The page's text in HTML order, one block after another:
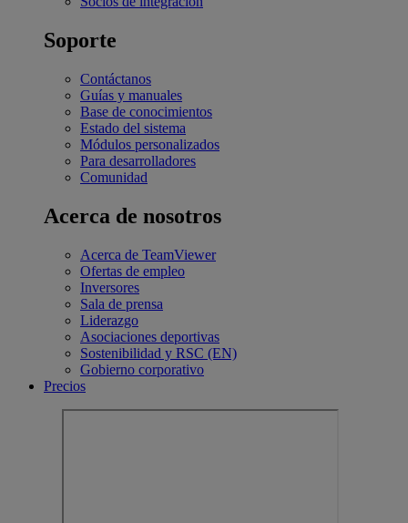
Soporte
Contáctanos
Guías y manuales
Base de conocimientos
Estado del sistema
Módulos personalizados
Para desarrolladores
Comunidad
Acerca de nosotros
Acerca de TeamViewer
Ofertas de empleo
Inversores
Sala de prensa
Liderazgo
Asociaciones deportivas
Sostenibilidad y RSC (EN)
Gobierno corporativo
Precios